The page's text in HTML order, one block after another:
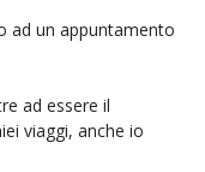
ad un appuntamento
ad essere il
viaggi, anche io